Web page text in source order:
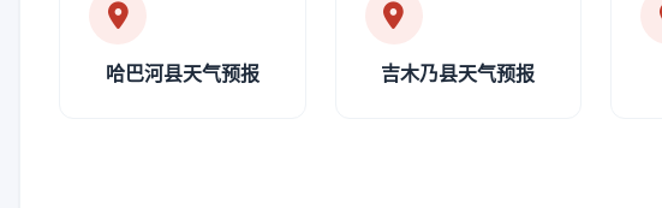
哈巴河县天气预报 吉木乃县天气预报